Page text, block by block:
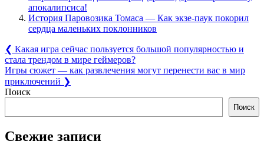
апокалипсиса!
История Паровозика Томаса — Как экзе-паук покорил
сердца маленьких поклонников
Навигация
по
записям
❮ Previous
Post:
Какая игра сейчас пользуется большой популярностью и
стала трендом в мире геймеров?
Next
Post:
Игры сюжет — как развлечения могут перенести вас в мир
приключений ❯
Поиск
Поиск
Свежие записи